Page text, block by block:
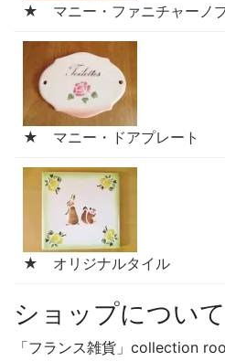
★ マニー・ファニチャーノ
★ マニー・ドアプレート
★ オリジナルタイル
ショップについて
「フランス雑貨」collection